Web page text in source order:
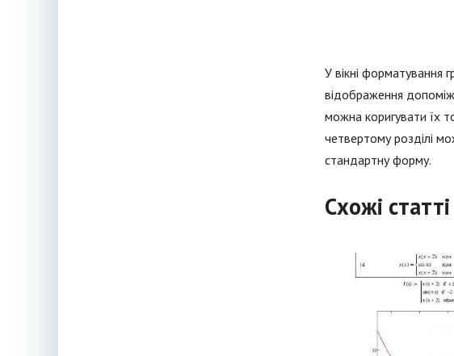
У вікні форматування
відображення
можна коригувати їх
четвертому розділі
стандартну форму.
Схожі статті